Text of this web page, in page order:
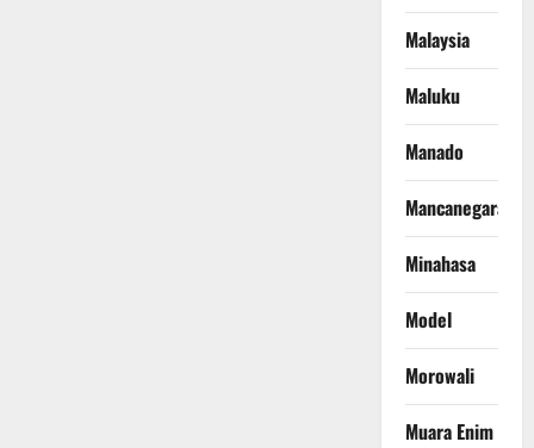
Malaysia
Maluku
Manado
Mancanegara
Minahasa
Model
Morowali
Muara Enim